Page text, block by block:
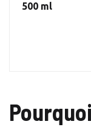
500 ml